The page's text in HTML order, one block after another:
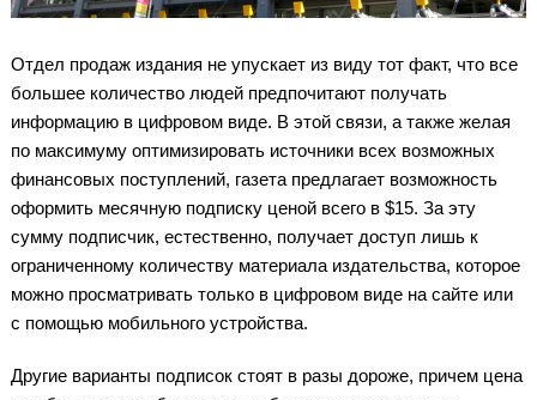
Отдел продаж издания не упускает из виду тот факт, что все
большее количество людей предпочитают получать
информацию в цифровом виде. В этой связи, а также желая
по максимуму оптимизировать источники всех возможных
финансовых поступлений, газета предлагает возможность
оформить месячную подписку ценой всего в $15. За эту
сумму подписчик, естественно, получает доступ лишь к
ограниченному количеству материала издательства, которое
можно просматривать только в цифровом виде на сайте или
с помощью мобильного устройства.
Другие варианты подписок стоят в разы дороже, причем цена